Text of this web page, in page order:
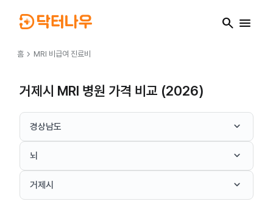
search menu
홈 chevron_right MRI 비급여 진료비
거제시 MRI 병원 가격 비교 (2026)
경상남도 keyboard_arrow_down
뇌 keyboard_arrow_down
거제시 keyboard_arrow_down